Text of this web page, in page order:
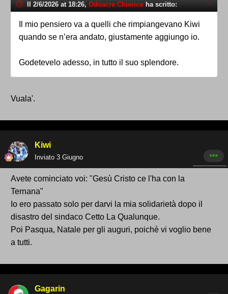
Il 2/6/2026 at 18:26, Odoacre Chierico ha scritto:
Il mio pensiero va a quelli che rimpiangevano Kiwi
quando se n’era andato, giustamente aggiungo io.
Godetevelo adesso, in tutto il suo splendore.
Vuala'.
Kiwi
Inviato 3 Giugno
Avete cominciato voi: "Gesù Cristo ce l'ha con la
Ternana"
Io ero passato solo per darvi la mia solidarietà dopo il
disastro del sindaco Cetto La Qualunque.
Poi Pasqua, Natale per gli auguri, poichè vi voglio bene
a tutti.
Gagarin